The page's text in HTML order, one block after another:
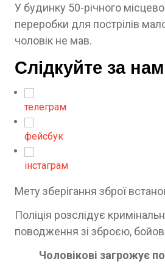
У будинку 50-річного
переробки для пострілів
чоловік не мав.
Слідкуйте за
телеграм
фейсбук
інстаграм
Мету зберігання зброї
Поліція розслідує
поводження зі зброєю,
Чоловікові загрожує